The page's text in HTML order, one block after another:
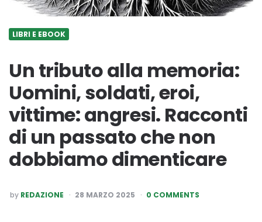
LIBRI E EBOOK
Un tributo alla memoria:
Uomini, soldati, eroi,
vittime: angresi. Racconti
di un passato che non
dobbiamo dimenticare
POSTED
BY
by REDAZIONE 28 MARZO 2025 0 COMMENTS